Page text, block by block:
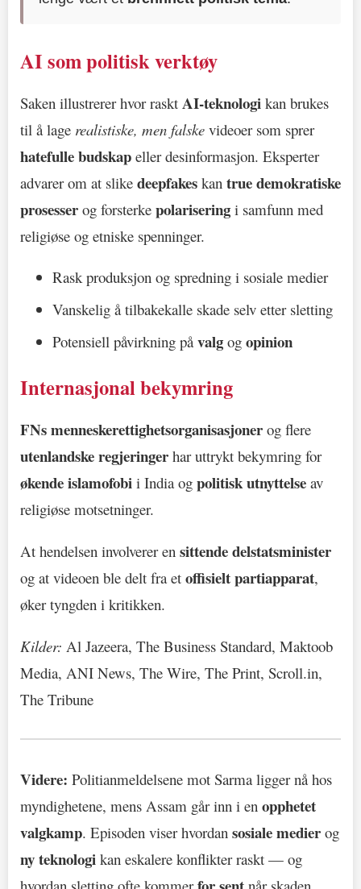
AI som politisk verktøy
Saken illustrerer hvor raskt AI-teknologi kan brukes
til å lage realistiske, men falske videoer som sprer
hatefulle budskap eller desinformasjon. Eksperter
advarer om at slike deepfakes kan true demokratiske
prosesser og forsterke polarisering i samfunn med
religiøse og etniske spenninger.
Rask produksjon og spredning i sosiale medier
Vanskelig å tilbakekalle skade selv etter sletting
Potensiell påvirkning påvalg og opinion
Internasjonal bekymring
FNs menneskerettighetsorganisasjoner og flere
utenlandske regjeringer har uttrykt bekymring for
økende islamofobi i India og politisk utnyttelse av
religiøse motsetninger.
At hendelsen involverer en sittende delstatsminister
og at videoen ble delt fra et offisielt partiapparat,
øker tyngden i kritikken.
Kilder: Al Jazeera, The Business Standard, Maktoob
Media, ANI News, The Wire, The Print, Scroll.in,
The Tribune
Videre: Politianmeldelsene mot Sarma ligger nå hos
myndighetene, mens Assam går inn i en opphetet
valgkamp. Episoden viser hvordan sosiale medier og
ny teknologi kan eskalere konflikter raskt — og